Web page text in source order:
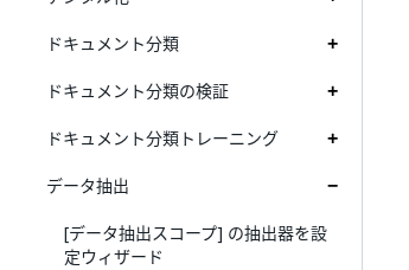
ドキュメント分類
ドキュメント分類の検証
ドキュメント分類トレーニング
データ抽出
[データ抽出スコープ] の抽出器を設
定ウィザード